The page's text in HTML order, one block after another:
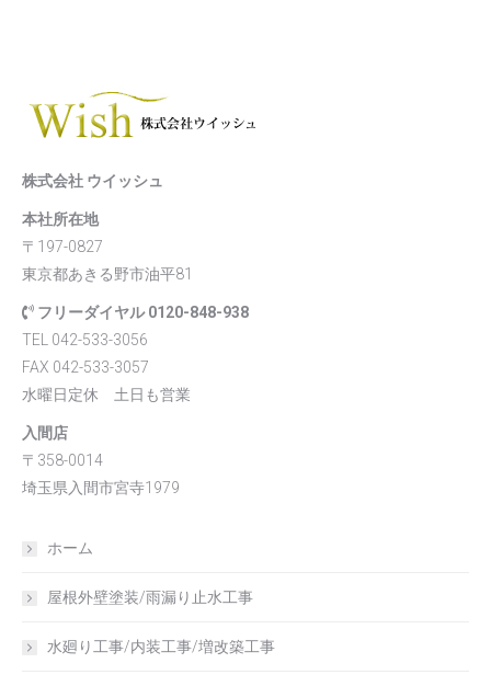
株式会社 ウイッシュ
本社所在地
〒197-0827
東京都あきる野市油平81
フリーダイヤル 0120-848-938
TEL 042-533-3056
FAX 042-533-3057
水曜日定休 土日も営業
入間店
〒358-0014
埼玉県入間市宮寺1979
ホーム
屋根外壁塗装/雨漏り止水工事
水廻り工事/内装工事/増改築工事